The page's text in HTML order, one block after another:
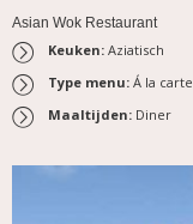
Asian Wok Restaurant
Keuken: Aziatisch
Type menu: Á la carte
Maaltijden: Diner